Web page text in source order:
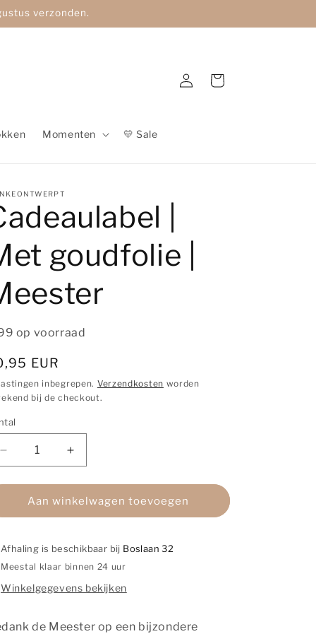
verzonden.
Momenten 💛 Sale
Inloggen
Winkelwagen
|
goudfolie |
op voorraad
EUR
inbegrepen. Verzendkosten worden
bij de checkout.
Aantal
verlagen
voor
Cadeaulabel
|
goudfolie
|
Aantal
verhogen
voor
Cadeaulabel
|
goudfolie
|
Aan winkelwagen toevoegen
Afhaling is beschikbaar bij Boslaan 32
Meestal klaar binnen 24 uur
Winkelgegevens bekijken
de Meester op een bijzondere